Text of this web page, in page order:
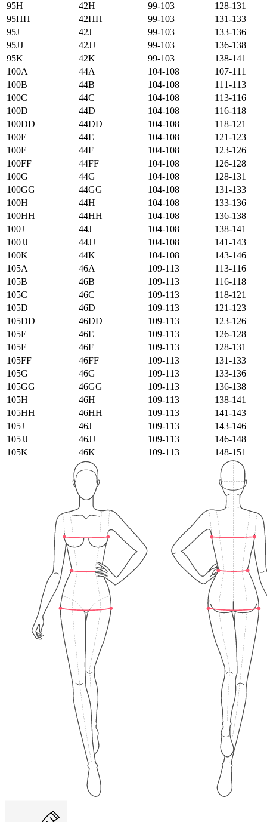
95H 42H 99-103
128-131
95HH
42HH 99-103
131-133
95J
42J 99-103
133-136
95JJ
42JJ 99-103
136-138
95K
42K 99-103
138-141
100А
44А 104-108
107-111
100B
44B 104-108
111-113
100C
44C 104-108
113-116
100D
44D 104-108
116-118
100DD
44DD 104-108
118-121
100E
44E 104-108
121-123
100F
44F 104-108
123-126
100FF
44FF 104-108
126-128
100G
44G 104-108
128-131
100GG
44GG 104-108
131-133
100H
44H 104-108
133-136
100HH
44HH 104-108
136-138
100J
44J 104-108
138-141
100JJ
44JJ 104-108
141-143
100K
44K 104-108
143-146
105А
46А 109-113
113-116
105B
46B 109-113
116-118
105C
46C 109-113
118-121
105D
46D 109-113
121-123
105DD
46DD 109-113
123-126
105E
46E 109-113
126-128
105F
46F 109-113
128-131
105FF
46FF 109-113
131-133
105G
46G 109-113
133-136
105GG
46GG 109-113
136-138
105H
46H 109-113
138-141
105HH
46HH 109-113
141-143
105J
46J 109-113
143-146
105JJ
46JJ 109-113
146-148
105K
46K 109-113 148-151